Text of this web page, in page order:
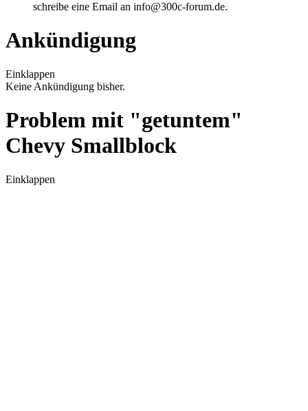
schreibe eine Email an info@300c-forum.de.
Ankündigung
Einklappen
Keine Ankündigung bisher.
Problem mit "getuntem"
Chevy Smallblock
Einklappen